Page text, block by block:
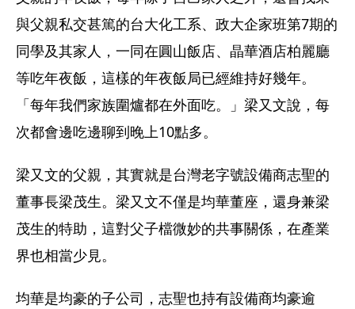
與父親私交甚篤的台大化工系、政大企家班第7期的
同學及其家人，一同在圓山飯店、晶華酒店柏麗廳
等吃年夜飯，這樣的年夜飯局已經維持好幾年。
「每年我們家族圍爐都在外面吃。」梁又文說，每
次都會邊吃邊聊到晚上10點多。
梁又文的父親，其實就是台灣老字號設備商志聖的
董事長梁茂生。梁又文不僅是均華董座，還身兼梁
茂生的特助，這對父子檔微妙的共事關係，在產業
界也相當少見。
均華是均豪的子公司，志聖也持有設備商均豪逾